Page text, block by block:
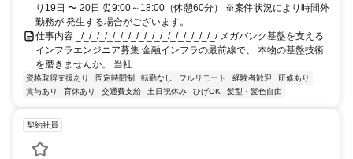
り19日 〜 20日 ⏰9:00～18:00（休憩60分） ※案件状況により時間外
勤務が 発生する場合がございます。
仕事内容 _/_/_/_/_/_/_/_/_/_/_/_/_/_/_/_/_/_/ メガバンク基盤を支える
インフラエンジニア募集 金融インフラの最前線で、 本物の基盤技術
を磨きませんか。 当社...
資格取得支援あり 固定時間制 転勤なし フルリモート 経験者歓迎
研修あり
賞与あり
育休あり 交通費支給 土日祝休み ひげOK 髪型・髪色自由
契約社員